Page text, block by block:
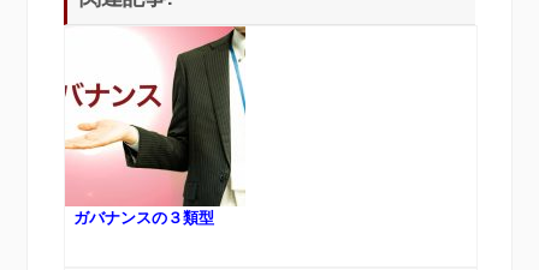
ガバナンスの３類型